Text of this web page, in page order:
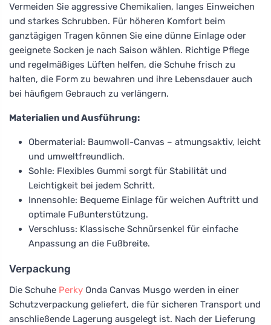
Vermeiden Sie aggressive Chemikalien, langes Einweichen
und starkes Schrubben. Für höheren Komfort beim
ganztägigen Tragen können Sie eine dünne Einlage oder
geeignete Socken je nach Saison wählen. Richtige Pflege
und regelmäßiges Lüften helfen, die Schuhe frisch zu
halten, die Form zu bewahren und ihre Lebensdauer auch
bei häufigem Gebrauch zu verlängern.
Materialien und Ausführung:
Obermaterial: Baumwoll-Canvas – atmungsaktiv, leicht
und umweltfreundlich.
Sohle: Flexibles Gummi sorgt für Stabilität und
Leichtigkeit bei jedem Schritt.
Innensohle: Bequeme Einlage für weichen Auftritt und
optimale Fußunterstützung.
Verschluss: Klassische Schnürsenkel für einfache
Anpassung an die Fußbreite.
Verpackung
Die Schuhe Perky Onda Canvas Musgo werden in einer
Schutzverpackung geliefert, die für sicheren Transport und
anschließende Lagerung ausgelegt ist. Nach der Lieferung